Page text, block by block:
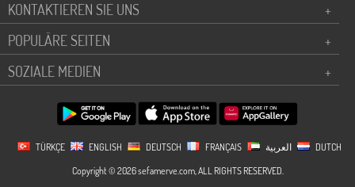
KONTAKTIEREN SIE UNS
+
POPULÄRE SEITEN
+
SOZIALE MEDIEN
+
TÜRKÇE ENGLISH DEUTSCH FRANÇAIS
DUTCH
Copyright © 2026 sefamerve.com, ALL RIGHTS RESERVED.